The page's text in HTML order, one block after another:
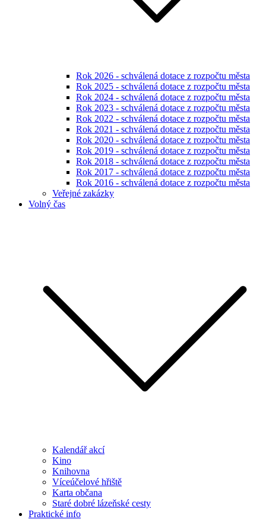
Rok 2026 - schválená dotace z rozpočtu města
Rok 2025 - schválená dotace z rozpočtu města
Rok 2024 - schválená dotace z rozpočtu města
Rok 2023 - schválená dotace z rozpočtu města
Rok 2022 - schválená dotace z rozpočtu města
Rok 2021 - schválená dotace z rozpočtu města
Rok 2020 - schválená dotace z rozpočtu města
Rok 2019 - schválená dotace z rozpočtu města
Rok 2018 - schválená dotace z rozpočtu města
Rok 2017 - schválená dotace z rozpočtu města
Rok 2016 - schválená dotace z rozpočtu města
Veřejné zakázky
Volný čas
Kalendář akcí
Kino
Knihovna
Víceúčelové hřiště
Karta občana
Staré dobré lázeňské cesty
Praktické info